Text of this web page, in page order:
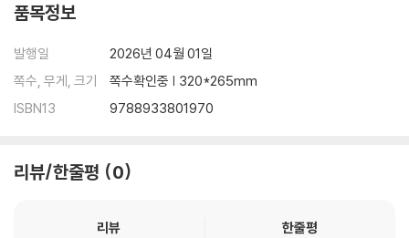
품목정보
발행일
2026년 04월 01일
쪽수, 무게, 크기
쪽수확인중 | 320*265mm
ISBN13
9788933801970
리뷰/한줄평 0
리뷰
한줄평